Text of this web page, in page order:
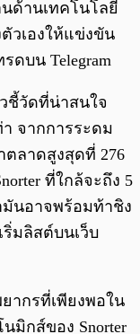
ด้านเทคโนโลยี
วเองให้แข่งขัน
ดบน Telegram
ชี้วัดที่น่าสนใจ
จากการระดม
ลาดสูงสุดที่ 276
ที่ใกล้จะถึง 5
นอาจพร้อมท้าชิง
ริ่มลิสต์บนเว็บ
ากรที่เพียงพอใน
มิกส์ของ Snorter